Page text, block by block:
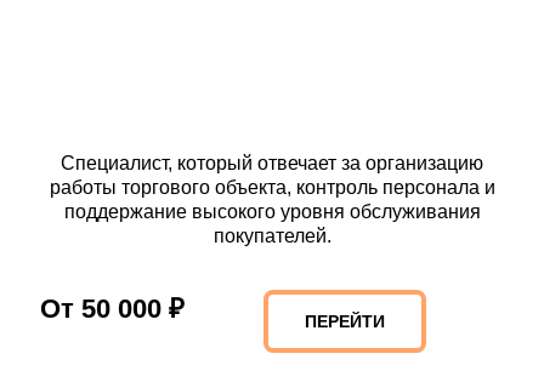
Специалист, который отвечает за организацию
работы торгового объекта, контроль персонала и
поддержание высокого уровня обслуживания
покупателей.
От 50 000 ₽ ПЕРЕЙТИ